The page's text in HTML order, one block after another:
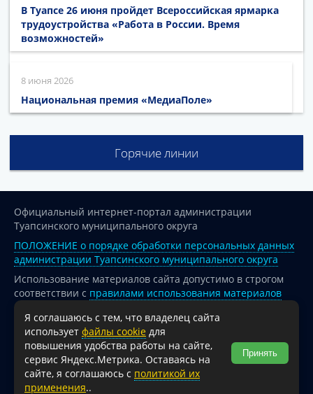
В Туапсе 26 июня пройдет Всероссийская ярмарка
трудоустройства «Работа в России. Время
возможностей»
8 июня 2026
Национальная премия «МедиаПоле»
Горячие линии
Официальный интернет-портал администрации
Туапсинского муниципального округа
ПОЛОЖЕНИЕ о порядке обработки персональных данных
администрации Туапсинского муниципального округа
Использование материалов сайта допустимо в строгом
соответствии с правилами использования материалов
опубликованных на сайте
При перепечатке и использовании информации ссылка
на источник обязательна.
Для сайтов и страниц сети Интернет обязательна
активная гиперссылка на официальный интернет-портал
администрации Туапсинского муниципального округа.
Я соглашаюсь с тем, что владелец сайта
использует файлы cookie для
повышения удобства работы на сайте,
сервис Яндекс.Метрика. Оставаясь на
сайте, я соглашаюсь с политикой их
применения..
Принять